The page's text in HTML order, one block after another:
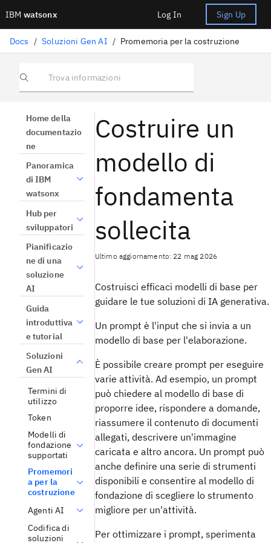
IBM watsonx Log In Sign Up
Docs / Soluzioni Gen AI / Promemoria per la costruzione
Trova informazioni
Home della
documentazio
ne
Panoramica
di IBM
watsonx
Hub per
sviluppatori
Pianificazio
ne di una
soluzione
AI
Guida
introduttiva
e tutorial
Soluzioni
Gen AI
Termini di
utilizzo
Token
Modelli di
fondazione
supportati
Promemori
a per la
costruzione
Agenti AI
Codifica di
soluzioni
Costruire un
modello di
fondamenta
sollecita
Ultimo aggiornamento: 22 mag 2026
Costruisci efficaci modelli di base per
guidare le tue soluzioni di IA generativa.
Un prompt è l'input che si invia a un
modello di base per l'elaborazione.
È possibile creare prompt per eseguire
varie attività. Ad esempio, un prompt
può chiedere al modello di base di
proporre idee, rispondere a domande,
riassumere il contenuto di documenti
allegati, descrivere un'immagine
caricata e altro ancora. Un prompt può
anche definire una serie di strumenti
disponibili e consentire al modello di
fondazione di scegliere lo strumento
migliore per un'attività.
Per ottimizzare i prompt, sperimenta